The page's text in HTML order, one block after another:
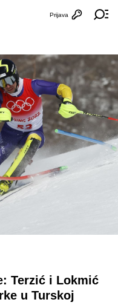
Otvori
Prijava
Terzić i Lokmić
u Turskoj